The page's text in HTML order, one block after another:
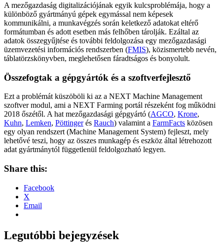
A mezőgazdaság digitalizációjának egyik kulcsproblémája, hogy a
különböző gyártmányú gépek egymással nem képesek
kommunikálni, a munkavégzés során keletkező adatokat eltérő
formátumban és adott esetben más felhőben tárolják. Ezáltal az
adatok összegyűjtése és további feldolgozása egy mezőgazdasági
üzemvezetési információs rendszerben (FMIS), közismertebb nevén,
táblatörzskönyvben, meglehetősen fáradtságos és bonyolult.
Összefogtak a gépgyártók és a szoftverfejlesztő
Ezt a problémát küszöböli ki az a NEXT Machine Management
szoftver modul, ami a NEXT Farming portál részeként fog működni
2018 őszétől. A hat mezőgazdasági gépgyártó (AGCO, Krone,
Kuhn, Lemken, Pöttingerés Rauch) valamint a FarmFacts közösen
egy olyan rendszert (Machine Management System) fejleszt, mely
lehetővé teszi, hogy az összes munkagép és eszköz által létrehozott
adat gyártmánytól függetlenül feldolgozható legyen.
Share this:
Facebook
X
Email
Legutóbbi bejegyzések